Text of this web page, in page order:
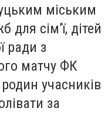
міським
для сім’ї, дітей
ради з
матчу ФК
учасників
за